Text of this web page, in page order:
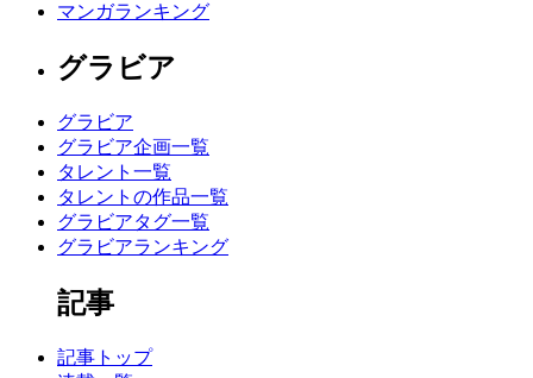
マンガランキング
グラビア
グラビア
グラビア企画一覧
タレント一覧
タレントの作品一覧
グラビアタグ一覧
グラビアランキング
記事
記事トップ